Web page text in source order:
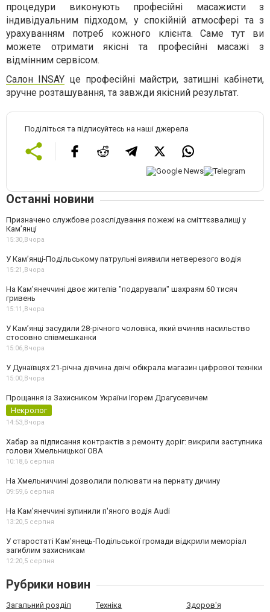
процедури виконують професійні масажисти з
індивідуальним підходом, у спокійній атмосфері та з
урахуванням потреб кожного клієнта. Саме тут ви
можете отримати якісні та професійні масажі з
відмінним сервісом.
Салон INSAYце професійні майстри, затишні кабінети,
зручне розташування, та завжди якісний результат.
Поділіться та підписуйтесь на наші джерела
Останні новини
Призначено службове розслідування пожежі на сміттєзвалищі у
Кам’янці
15:30, Вчора
У Кам’янці-Подільському патрульні виявили нетверезого водія
15:21, Вчора
На Камʼянеччині двоє жителів "подарували" шахраям 60 тисяч
гривень
15:11, Вчора
У Камʼянці засудили 28-річного чоловіка, який вчиняв насильство
стосовно співмешканки
15:06, Вчора
У Дунаївцях 21-річна дівчина двічі обікрала магазин цифрової техніки
15:00, Вчора
Прощання із Захисником України Ігорем Драгусевичем
Некролог
14:53, Вчора
Хабар за підписання контрактів з ремонту доріг: викрили заступника
голови Хмельницької ОВА
10:18,6 серпня
На Хмельниччині дозволили полювати на пернату дичину
09:59,6 серпня
На Камʼянеччині зупинили п'яного водія Audi
13:20,5 серпня
У старостаті Кам’янець-Подільської громади відкрили меморіал
загиблим захисникам
12:20,5 серпня
Рубрики новин
Загальний розділ Техніка Здоров'я